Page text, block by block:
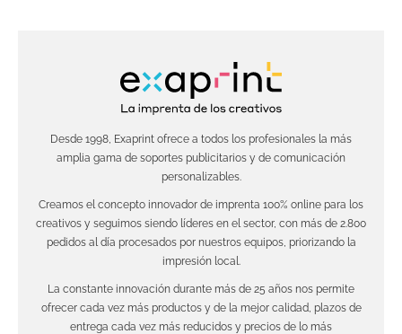
Desde 1998, Exaprint ofrece a todos los profesionales la más
amplia gama de soportes publicitarios y de comunicación
personalizables.
Creamos el concepto innovador de imprenta 100% online para los
creativos y seguimos siendo líderes en el sector, con más de 2.800
pedidos al día procesados por nuestros equipos, priorizando la
impresión local.
La constante innovación durante más de 25 años nos permite
ofrecer cada vez más productos y de la mejor calidad, plazos de
entrega cada vez más reducidos y precios de lo más